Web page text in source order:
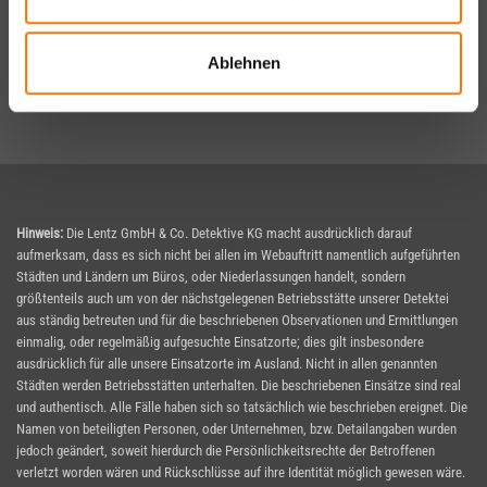
Ablehnen
Urheberrechtskennzeichnung|Angaben zum
Google Analytics Datenerfassung abschalten
© 2026 Lentz GmbH & Co. Detektive KG
Hinweis: Die Lentz GmbH & Co. Detektive KG macht ausdrücklich darauf
aufmerksam, dass es sich nicht bei allen im Webauftritt namentlich aufgeführten
Städten und Ländern um Büros, oder Niederlassungen handelt, sondern
größtenteils auch um von der nächstgelegenen Betriebsstätte unserer Detektei
aus ständig betreuten und für die beschriebenen Observationen und Ermittlungen
einmalig, oder regelmäßig aufgesuchte Einsatzorte; dies gilt insbesondere
ausdrücklich für alle unsere Einsatzorte im Ausland. Nicht in allen genannten
Städten werden Betriebsstätten unterhalten. Die beschriebenen Einsätze sind real
und authentisch. Alle Fälle haben sich so tatsächlich wie beschrieben ereignet. Die
Namen von beteiligten Personen, oder Unternehmen, bzw. Detailangaben wurden
jedoch geändert, soweit hierdurch die Persönlichkeitsrechte der Betroffenen
verletzt worden wären und Rückschlüsse auf ihre Identität möglich gewesen wäre.